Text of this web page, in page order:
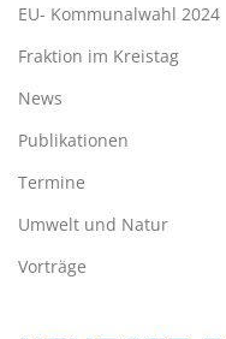
EU- Kommunalwahl 2024
Fraktion im Kreistag
News
Publikationen
Termine
Umwelt und Natur
Vorträge